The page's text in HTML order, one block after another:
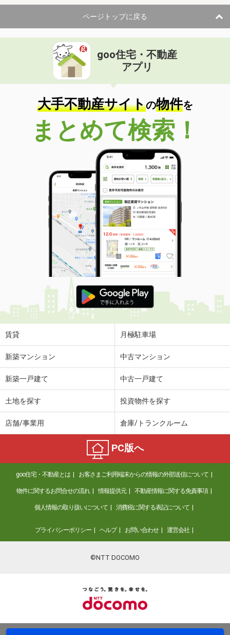
ページトップに戻る
goo住宅・不動産
アプリ
大手不動産サイトの物件を
まとめて検索！
賃貸 月極駐車場
新築マンション 中古マンション
新築一戸建て 中古一戸建て
土地を探す 投資物件を探す
店舗/事業用 倉庫/トランクルーム
PC版へ
goo住宅・不動産とは お客さまご利用端末からの情報の外部送信について
物件に関するお問合せの流れ 情報提供元 不動産情報に関する免責事項
個人情報の取り扱いについて 消費税に関する表記について
プライバシーポリシー ヘルプ お問い合わせ 運営会社
©NTT DOCOMO